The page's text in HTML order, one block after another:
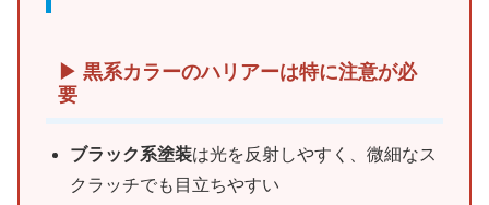
▶ 黒系カラーのハリアーは特に注意が必
要
ブラック系塗装は光を反射しやすく、微細なス
クラッチでも目立ちやすい